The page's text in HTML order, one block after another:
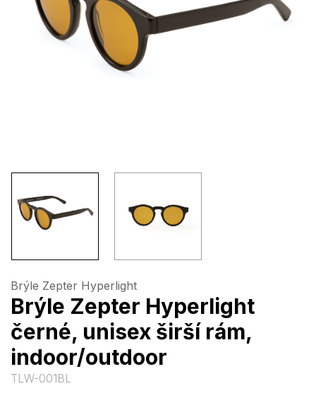
Brýle Zepter Hyperlight
Brýle Zepter Hyperlight
černé, unisex širší rám,
indoor/outdoor
TLW-001BL